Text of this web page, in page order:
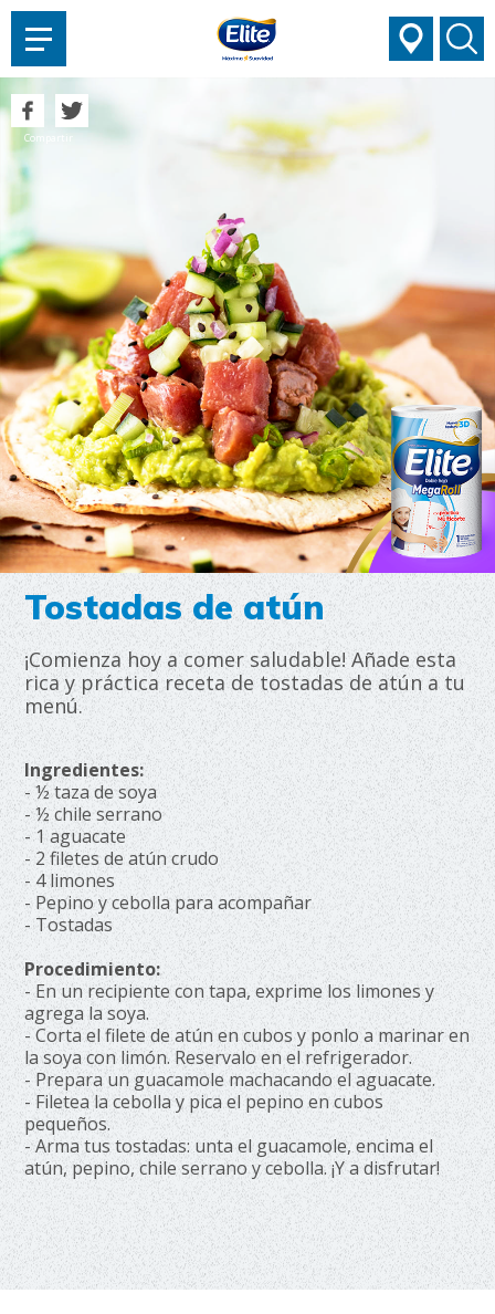
Tostadas de atún
¡Comienza hoy a comer saludable! Añade esta
rica y práctica receta de tostadas de atún a tu
menú.
Compartir
Ingredientes:
- ½ taza de soya
- ½ chile serrano
- 1 aguacate
- 2 filetes de atún crudo
- 4 limones
- Pepino y cebolla para acompañar
- Tostadas
Procedimiento:
- En un recipiente con tapa, exprime los limones y
agrega la soya.
- Corta el filete de atún en cubos y ponlo a marinar en
la soya con limón. Reservalo en el refrigerador.
- Prepara un guacamole machacando el aguacate.
- Filetea la cebolla y pica el pepino en cubos
pequeños.
- Arma tus tostadas: unta el guacamole, encima el
atún, pepino, chile serrano y cebolla. ¡Y a disfrutar!